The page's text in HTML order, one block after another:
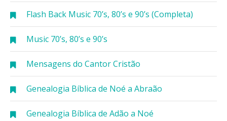
Flash Back Music 70’s, 80’s e 90’s (Completa)
Music 70’s, 80’s e 90’s
Mensagens do Cantor Cristão
Genealogia Bíblica de Noé a Abraão
Genealogia Bíblica de Adão a Noé